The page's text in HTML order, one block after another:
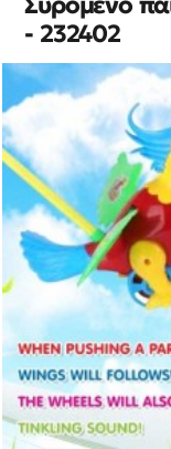
- 232402